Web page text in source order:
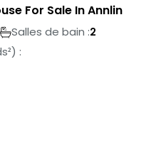
For Sale In Annlin
Salles de bain :2
: